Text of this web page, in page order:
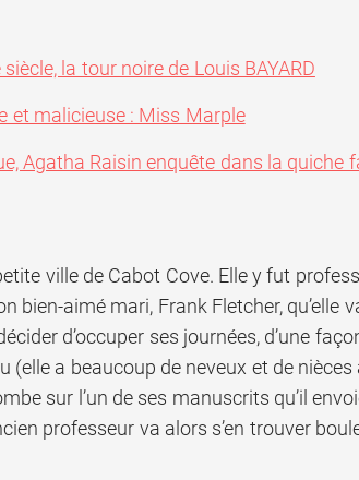
la tour noire de Louis BAYARD
et malicieuse : Miss Marple
Agatha Raisin enquête dans la quiche
ville de Cabot Cove. Elle y fut
bien-aimé mari, Frank Fletcher, qu’elle
d’occuper ses journées, d’une
(elle a beaucoup de neveux et de
sur l’un de ses manuscrits qu’il
professeur va alors s’en trouver